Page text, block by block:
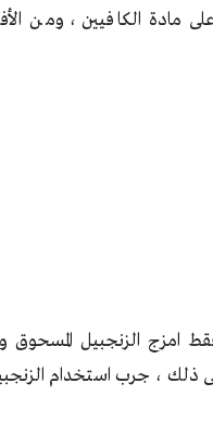
مادة الكافيين ، ومن
الزنجبيل المسحوق
، جرب استخدام